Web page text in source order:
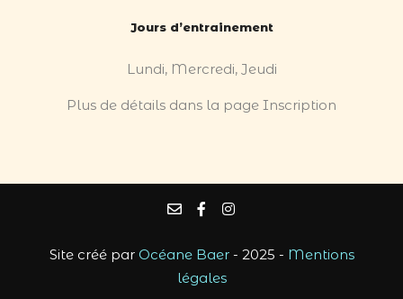
Jours d’entrainement
Lundi, Mercredi, Jeudi
Plus de détails dans la page Inscription
Site créé par Océane Baer- 2025 - Mentions
légales